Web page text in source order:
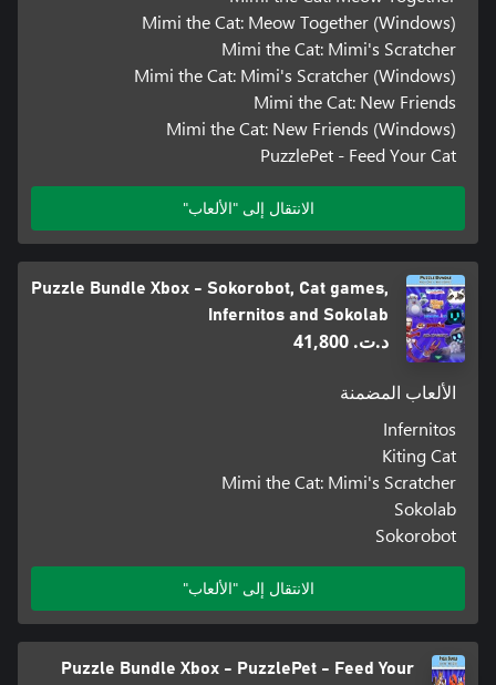
Mimi the Cat: Meow Together (Windows)
Mimi the Cat: Mimi's Scratcher
Mimi the Cat: Mimi's Scratcher (Windows)
Mimi the Cat: New Friends
Mimi the Cat: New Friends (Windows)
PuzzlePet - Feed Your Cat
الانتقال إلى "الألعاب"
Puzzle Bundle Xbox - Sokorobot, Cat games,
Infernitos and Sokolab
د.ت.‏ 41,800
الألعاب المضمنة
Infernitos
Kiting Cat
Mimi the Cat: Mimi's Scratcher
Sokolab
Sokorobot
الانتقال إلى "الألعاب"
Puzzle Bundle Xbox - PuzzlePet - Feed Your